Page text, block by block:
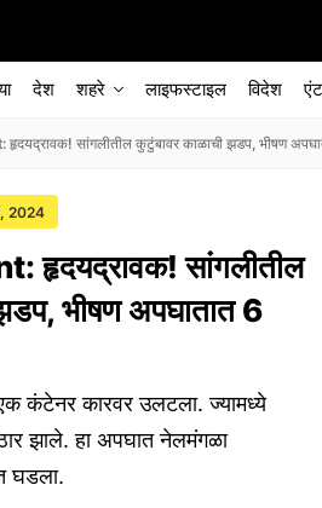
देश शहरे लाइफस्टाइल विदेश
सांगलीतील कुटुंबावर काळाची झडप, भीषण
2024
हृदयद्रावक! सांगलीतील
भीषण अपघातात 6
कंटेनर कारवर उलटला. ज्यामध्ये
झाले. हा अपघात नेलमंगळा
घडला.